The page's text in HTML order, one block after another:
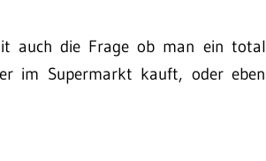
auch die Frage ob man ein total
im Supermarkt kauft, oder eben